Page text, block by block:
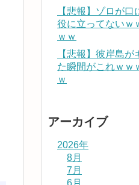
【悲報】ゾロが
役に立ってないｗ
ｗｗ
【悲報】彼岸島
た瞬間がこれｗｗ
ｗ
アーカイブ
2026年
8月
7月